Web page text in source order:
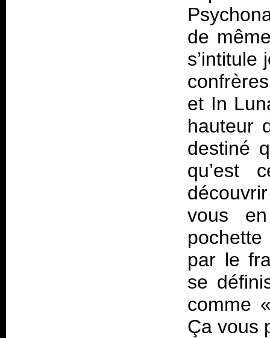
de
s’intitule
et In
hauteur
destiné
qu’est
vous
par le
se
comme
Ça vous